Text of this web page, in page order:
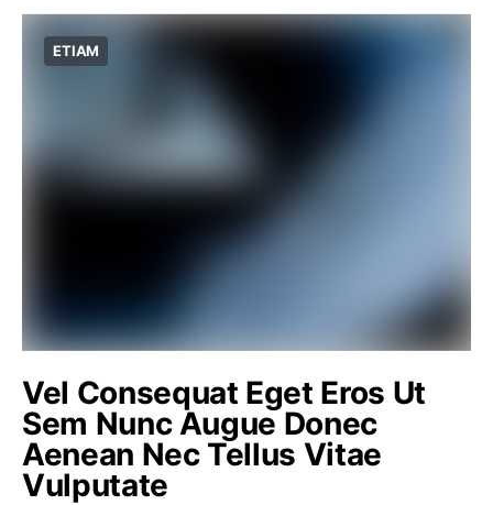
ETIAM
Vel Consequat Eget Eros Ut
Sem Nunc Augue Donec
Aenean Nec Tellus Vitae
Vulputate